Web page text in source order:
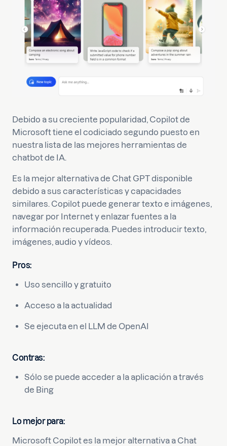
Debido a su creciente popularidad, Copilot de
Microsoft tiene el codiciado segundo puesto en
nuestra lista de las mejores herramientas de
chatbot de IA.
Es la mejor alternativa de Chat GPT disponible
debido a sus características y capacidades
similares. Copilot puede generar texto e imágenes,
navegar por Internet y enlazar fuentes a la
información recuperada. Puedes introducir texto,
imágenes, audio y vídeos.
Pros:
Uso sencillo y gratuito
Acceso a la actualidad
Se ejecuta en el LLM de OpenAI
Contras:
Sólo se puede acceder a la aplicación a través
de Bing
Lo mejor para:
Microsoft Copilot es la mejor alternativa a Chat